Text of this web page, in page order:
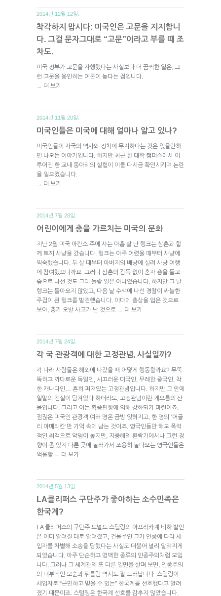
2014년 12월 12일.
착각하지 맙시다: 미국인은 고문을 지지합니
다. 그걸 문자그대로 “고문”이라고 부를 때 조
차도.
미국 정부가 고문을 자행했다는 사실보다 더 끔찍한 일은, 그
런 고문을 용인하는 여론이 높다는 점입니다.
→ 더 보기
2014년 11월 20일.
미국인들은 미국에 대해 얼마나 알고 있나?
미국인들이 자국의 역사와 정치에 무지하다는 것은 잊을만하
면 나오는 이야기입니다. 하지만 최근 한 대학 캠퍼스에서 이
루어진 한 교내 동아리의 실험이 이를 다시금 확인시키며 논란
을 일으켰습니다.
→ 더 보기
2014년 7월 28일.
어린이에게 총을 가르치는 미국의 문화
지난 2월 미국 아칸소 주에 사는 아홉 살 난 행크는 삼촌과 함
께 토끼 사냥을 갔습니다. 행크는 아주 어렸을 때부터 사냥에
익숙했습니다. 두 살 때부터 아버지의 배낭에 실려 사냥 여행
에 참여했으니까요. 그러니 삼촌의 감독 없이 혼자 총을 들고
숲으로 나선 것도 그리 놀랄 일은 아니었습니다. 하지만 그 날
행크는 돌아오지 않았고, 다음 날 수색에 나선 경찰이 싸늘한
주검이 된 행크를 발견했습니다. 이마에 총상을 입은 것으로
보아, 총기 오발 사고가 난 것으로 → 더 보기
2014년 7월 24일.
각 국 관광객에 대한 고정관념, 사실일까?
각 나라 사람들은 해외에 나갔을 때 어떻게 행동할까요? 무뚝
뚝하고 까다로운 독일인, 시끄러운 미국인, 무례한 중국인, 착
한 캐나다인… 흔히 퍼져있는 고정관념입니다. 하지만 그 안에
일말의 진실이 담겨있다 하더라도, 고정관념이란 게으름의 산
물입니다. 그리고 이는 확증편향에 의해 강화되기 마련이죠.
점잖은 미국인 관광객 여러 명은 금방 잊혀지고, 한 명의 ‘어글
리 아메리칸’만 기억 속에 남는 것이죠. 영국인들만 해도 폭력
적인 취객으로 악명이 높지만, 지중해의 환락가에서나 그런 경
향이 좀 있지 다른 곳에 놀러가서 조용히 놀다오는 영국인들은
억울할 → 더 보기
2014년 5월 13일.
LA클리퍼스 구단주가 좋아하는 소수민족은
한국계?
LA 클리퍼스의 구단주 도널드 스털링의 아프리카계 비하 발언
은 이미 알려질 대로 알려졌고, 건물주인 그가 인종에 따라 세
입자를 차별해 소송을 당했다는 사실도 더불어 널리 알려지게
되었습니다. 아주 단순하고 명백한 종류의 인종주의처럼 보입
니다. 그러나 그 세계관의 또 다른 일면을 살펴 보면, 인종주의
의 내부적인 모순과 뒤틀림 역시도 잘 드러납니다. 스털링이
세입자로 “근면하고 믿을 수 있는” 한국계를 선호했다고 알려
졌기 때문이죠. 스털링은 한국계 선호를 감추지 않았습니다.